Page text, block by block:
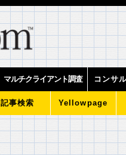
マルチクライアント調査 コンサ
記事検索 Yellowpage